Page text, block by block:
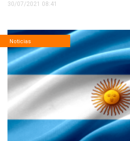
30/07/2021 08:41
Noticias